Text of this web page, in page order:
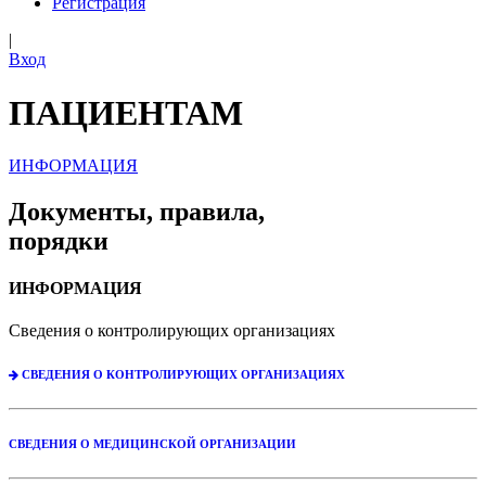
|
Вход
ПАЦИЕНТАМ
ИНФОРМАЦИЯ
Документы, правила,
порядки
ИНФОРМАЦИЯ
Сведения о контролирующих организациях
СВЕДЕНИЯ О КОНТРОЛИРУЮЩИХ ОРГАНИЗАЦИЯХ
СВЕДЕНИЯ О МЕДИЦИНСКОЙ ОРГАНИЗАЦИИ